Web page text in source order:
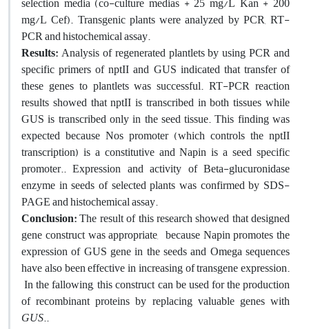
mg/L Cef). Transgenic plants were analyzed by PCR, RT-
PCR and histochemical assay.
Results:Analysis of regenerated plantlets by using PCR and
specific primers of nptII and GUS indicated that transfer of
these genes to plantlets was successful. RT-PCR reaction
results showed that nptII is transcribed in both tissues while
GUS is transcribed only in the seed tissue. This finding was
expected because Nos promoter (which controls the nptII
transcription) is a constitutive and Napin is a seed specific
promoter.. Expression and activity of Beta-glucuronidase
enzyme in seeds of selected plants was confirmed by SDS-
PAGE and histochemical assay.
Conclusion:The result of this research showed that designed
gene construct was appropriate, because Napin promotes the
expression of GUS gene in the seeds and Omega sequences
have also been effective in increasing of transgene expression.
In the fallowing, this construct can be used for the production
of recombinant proteins by replacing valuable genes with
GUS..